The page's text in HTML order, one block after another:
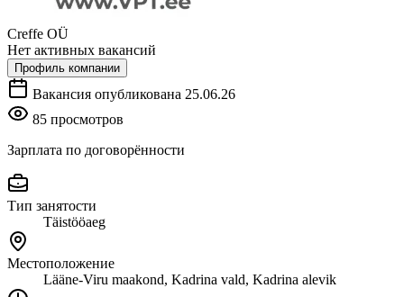
Creffe OÜ
Нет активных вакансий
Профиль компании
Вакансия опубликована 25.06.26
85 просмотров
Зарплата по договорённости
Тип занятости
Täistööaeg
Местоположение
Lääne-Viru maakond, Kadrina vald, Kadrina alevik